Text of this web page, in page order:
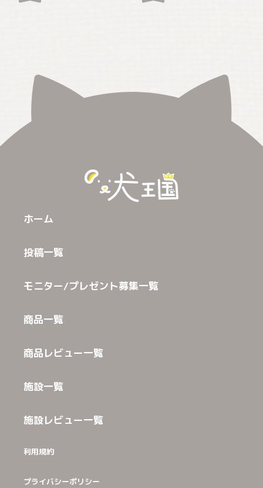
ホーム
投稿一覧
モニター/プレゼント募集一覧
商品一覧
商品レビュー一覧
施設一覧
施設レビュー一覧
利用規約
プライバシーポリシー